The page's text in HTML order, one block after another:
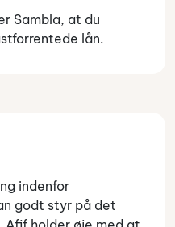
Sambla, at du
lån.
indenfor
godt styr på det